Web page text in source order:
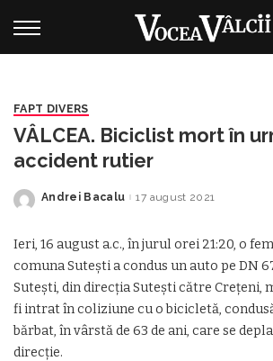
FAPT DIVERS
VÂLCEA. Biciclist mort în
accident rutier
Posted
Andrei Bacalu 17 august 2021
Ieri, 16 august a.c., în jurul orei 21:20, o
comuna Sutești a condus un auto pe DN
Sutești, din direcția Sutești către Crețeni,
fi intrat în coliziune cu o bicicletă,
bărbat, în vârstă de 63 de ani, care se
direcție.